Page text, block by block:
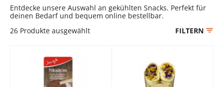
Entdecke unsere Auswahl an gekühlten Snacks. Perfekt für
deinen Bedarf und bequem online bestellbar.
26 Produkte ausgewählt FILTERN